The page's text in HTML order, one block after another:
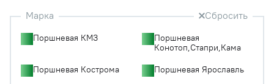
Марка Сбросить
Поршневая КМЗ
Поршневая
Конотоп,Стапри,Кама
Поршневая Кострома
Поршневая Ярославль